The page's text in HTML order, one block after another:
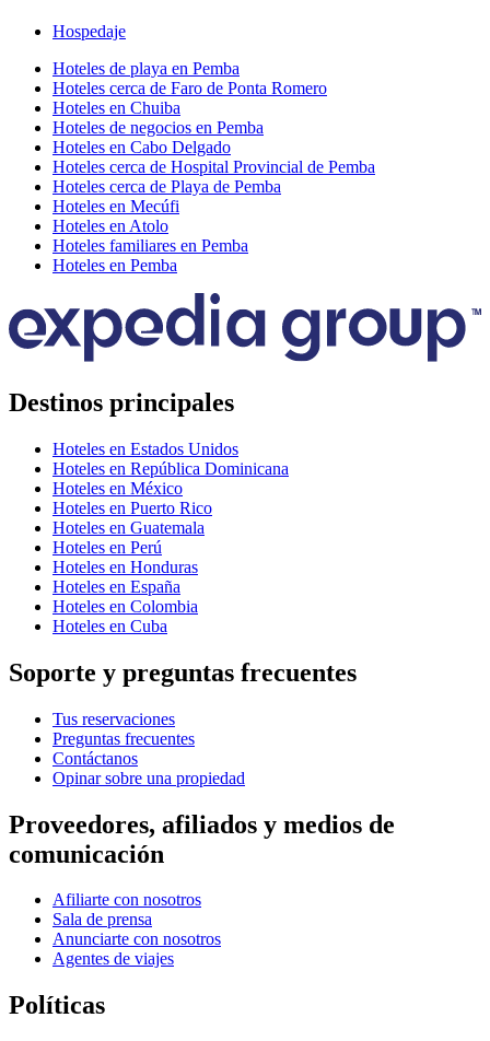
Hospedaje
Hoteles de playa en Pemba
Hoteles cerca de Faro de Ponta Romero
Hoteles en Chuiba
Hoteles de negocios en Pemba
Hoteles en Cabo Delgado
Hoteles cerca de Hospital Provincial de Pemba
Hoteles cerca de Playa de Pemba
Hoteles en Mecúfi
Hoteles en Atolo
Hoteles familiares en Pemba
Hoteles en Pemba
Destinos principales
Hoteles en Estados Unidos
Hoteles en República Dominicana
Hoteles en México
Hoteles en Puerto Rico
Hoteles en Guatemala
Hoteles en Perú
Hoteles en Honduras
Hoteles en España
Hoteles en Colombia
Hoteles en Cuba
Soporte y preguntas frecuentes
Tus reservaciones
Preguntas frecuentes
Contáctanos
Opinar sobre una propiedad
Proveedores, afiliados y medios de
comunicación
Afiliarte con nosotros
Sala de prensa
Anunciarte con nosotros
Agentes de viajes
Políticas